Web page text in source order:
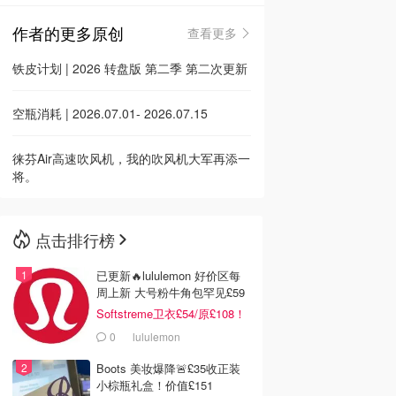
🇳🇿新西兰
作者的更多原创
查看更多
铁皮计划 | 2026 转盘版 第二季 第二次更新
空瓶消耗 | 2026.07.01- 2026.07.15
徕芬Air高速吹风机，我的吹风机大军再添一
将。
点击排行榜
已更新🔥lululemon 好价区每
周上新 大号粉牛角包罕见£59
Softstreme卫衣£54/原£108！
0 lululemon
Boots 美妆爆降🚨£35收正装
小棕瓶礼盒！价值£151